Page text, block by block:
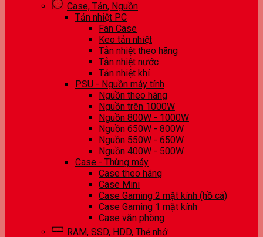
Case, Tản, Nguồn
Tản nhiệt PC
Fan Case
Keo tản nhiệt
Tản nhiệt theo hãng
Tản nhiệt nước
Tản nhiệt khí
PSU - Nguồn máy tính
Nguồn theo hãng
Nguồn trên 1000W
Nguồn 800W - 1000W
Nguồn 650W - 800W
Nguồn 550W - 650W
Nguồn 400W - 500W
Case - Thùng máy
Case theo hãng
Case Mini
Case Gaming 2 mặt kính (hồ cá)
Case Gaming 1 mặt kính
Case văn phòng
RAM, SSD, HDD, Thẻ nhớ